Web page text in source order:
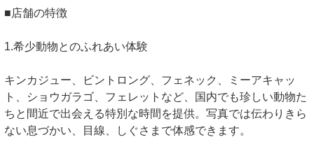
■店舗の特徴
1.希少動物とのふれあい体験
キンカジュー、ビントロング、フェネック、ミーアキャッ
ト、ショウガラゴ、フェレットなど、国内でも珍しい動物た
ちと間近で出会える特別な時間を提供。写真では伝わりきら
ない息づかい、目線、しぐさまで体感できます。